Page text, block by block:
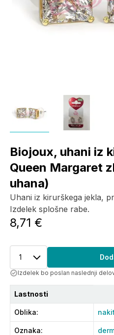
Biojoux, uhani iz
Queen Margaret
uhana)
Uhani iz kirurškega jekla,
Izdelek splošne rabe.
8,71 €
1
Izdelek bo poslan naslednji
Lastnosti
Oblika: nakit
Oznaka: